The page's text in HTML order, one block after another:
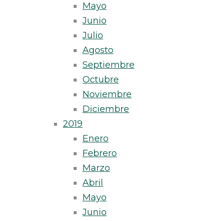
Mayo
Junio
Julio
Agosto
Septiembre
Octubre
Noviembre
Diciembre
2019
Enero
Febrero
Marzo
Abril
Mayo
Junio